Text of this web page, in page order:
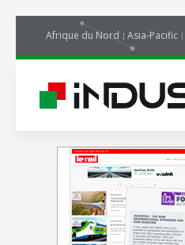
Afrique du Nord Asia-Pacific